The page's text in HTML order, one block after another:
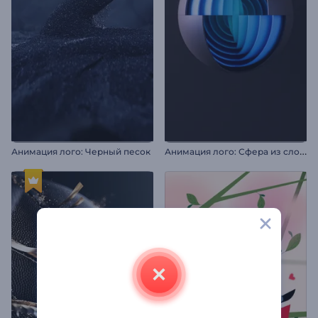
Анимация лого: Черный песок А
нимация лого: Сфера из слоев